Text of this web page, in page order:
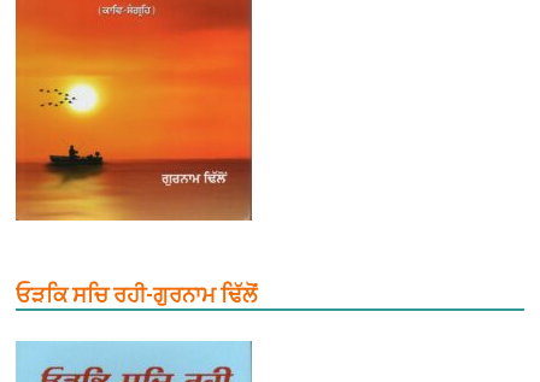
ਓੜਕਿ ਸਚਿ ਰਹੀ-ਗੁਰਨਾਮ ਢਿੱਲੋਂ